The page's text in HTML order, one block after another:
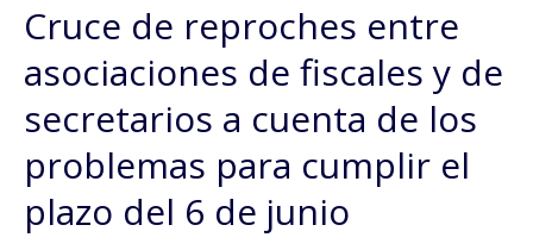
Cruce de reproches entre
asociaciones de fiscales y de
secretarios a cuenta de los
problemas para cumplir el
plazo del 6 de junio